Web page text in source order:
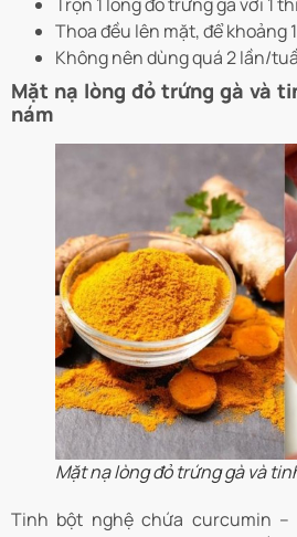
Thoa đều lên mặt, để khoảng
Không nên dùng quá 2 lần/
Mặt nạ lòng đỏ trứng gà và
nám
Mặt nạ lòng đỏ trứng gà và
Tinh bột nghệ chứa curcumin